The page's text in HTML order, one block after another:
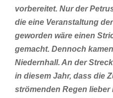
vorbereitet. Nur der
die eine Veranstaltung
geworden wäre einen
gemacht. Dennoch
Niedernhall. An der
in diesem Jahr, dass die
strömenden Regen lieber